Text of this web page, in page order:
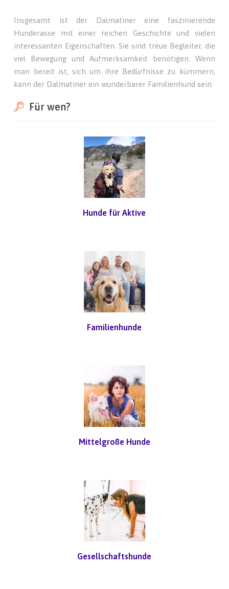
Insgesamt ist der Dalmatiner eine faszinierende
Hunderasse mit einer reichen Geschichte und vielen
interessanten Eigenschaften. Sie sind treue Begleiter, die
viel Bewegung und Aufmerksamkeit benötigen. Wenn
man bereit ist, sich um ihre Bedürfnisse zu kümmern,
kann der Dalmatiner ein wunderbarer Familienhund sein.
Für wen?
Hunde für Aktive
Familienhunde
Mittelgroße Hunde
Gesellschaftshunde